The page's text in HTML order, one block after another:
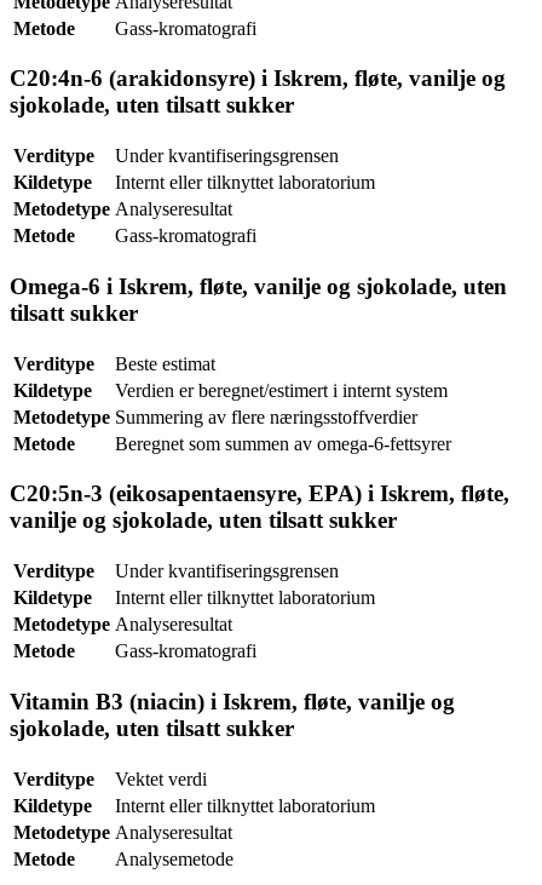
Metode
Gass-kromatografi
C20:4n-6 (arakidonsyre) i Iskrem, fløte, vanilje og
sjokolade, uten tilsatt sukker
Verditype
Under kvantifiseringsgrensen
Kildetype
Internt eller tilknyttet laboratorium
Metodetype Analyseresultat
Metode
Gass-kromatografi
Omega-6 i Iskrem, fløte, vanilje og sjokolade, uten
tilsatt sukker
Verditype
Beste estimat
Kildetype
Verdien er beregnet/estimert i internt system
Metodetype Summering av flere næringsstoffverdier
Metode
Beregnet som summen av omega-6-fettsyrer
C20:5n-3 (eikosapentaensyre, EPA) i Iskrem, fløte,
vanilje og sjokolade, uten tilsatt sukker
Verditype
Under kvantifiseringsgrensen
Kildetype
Internt eller tilknyttet laboratorium
Metodetype Analyseresultat
Metode
Gass-kromatografi
Vitamin B3 (niacin) i Iskrem, fløte, vanilje og
sjokolade, uten tilsatt sukker
Verditype
Vektet verdi
Kildetype
Internt eller tilknyttet laboratorium
Metodetype Analyseresultat
Metode
Analysemetode